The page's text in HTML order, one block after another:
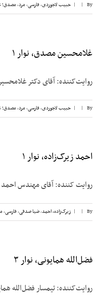
By
|
| حبیب لاجوردی,فارسی,مرد,مصدق؛
غلامحسین مصدق، نوار ۱
روایت‌کننده: آقای دکتر غلامحسين مصدق تاریخ
By
|
| حبیب لاجوردی,فارسی,مرد,مصدق؛
احمد زیرک‌زاده، نوار ۱
روایت کننده: آقای مهندس احمد زیرک‌زاده تاریخ
By
|
| زیرک‌زاده، احمد,ضیا صدقی,فارسی,
فضل‌الله همایونی، نوار ۳
روایت‌کننده: تیمسار فضل‌الله همایونی تاریخ مصاحبه: ۵